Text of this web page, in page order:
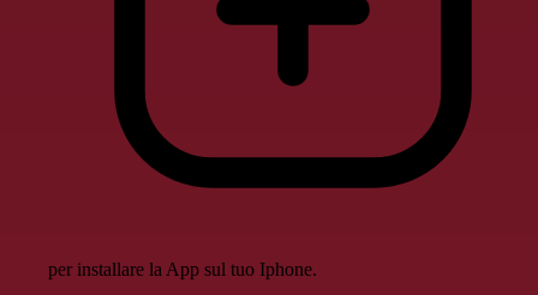
per installare la App sul tuo Iphone.